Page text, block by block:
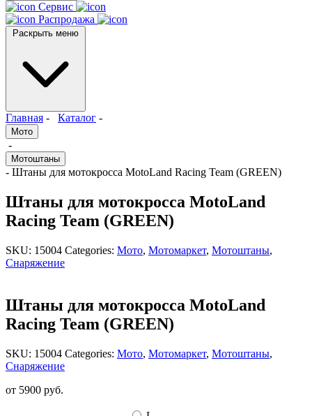
Сервис
Распродажа
Главная - Каталог -
Мото
-
Мотоштаны
- Штаны для мотокросса MotoLand Racing Team (GREEN)
Штаны для мотокросса MotoLand
Racing Team (GREEN)
SKU: 15004 Categories: Мото, Мотомаркет, Мотоштаны,
Снаряжение
Штаны для мотокросса MotoLand
Racing Team (GREEN)
SKU: 15004 Categories: Мото, Мотомаркет, Мотоштаны,
Снаряжение
от 5900 руб.